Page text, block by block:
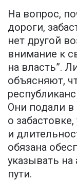
На вопрос,
дороги,
нет другой
внимание к
на власть”.
объясняют,
Они подали в
о
и
обязана
указывать
пути.